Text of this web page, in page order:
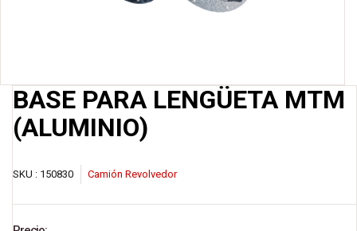
BASE PARA LENGÜETA MTM
(ALUMINIO)
SKU : 150830 Camión Revolvedor